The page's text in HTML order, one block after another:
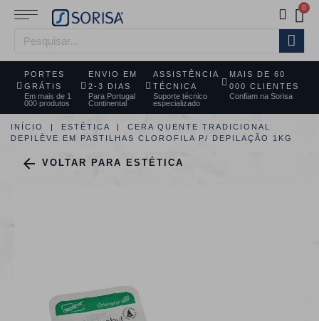
PORTES
GRÁTIS
Em mais de 1
000 produtos
ENVIO EM
2-3 DIAS
Para Portugal
Continental
ASSISTÊNCIA
TÉCNICA
Suporte técnico
especializado
MAIS DE 60
000 CLIENTES
Confiam na Sorisa
INÍCIO ESTÉTICA
CERA QUENTE TRADICIONAL
DEPILÈVE EM PASTILHAS CLOROFILA P/ DEPILAÇÃO 1KG
 VOLTAR PARA ESTÉTICA